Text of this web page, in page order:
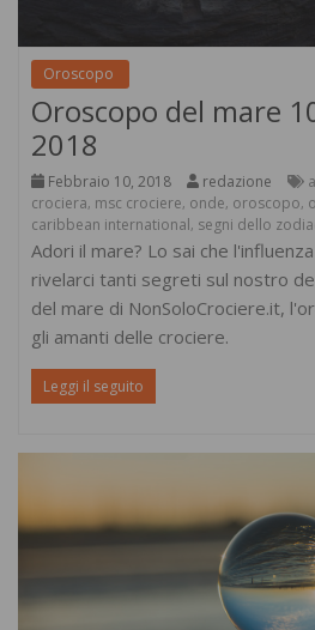
Oroscopo
Oroscopo del mare
2018
Febbraio 10, 2018 redazione
crociera, msc crociere, onde, oroscopo,
caribbean international, segni dello
Adori il mare? Lo sai che
rivelarci tanti segreti sul nostro
del mare di NonSoloCrociere.it,
gli amanti delle crociere.
Leggi il seguito